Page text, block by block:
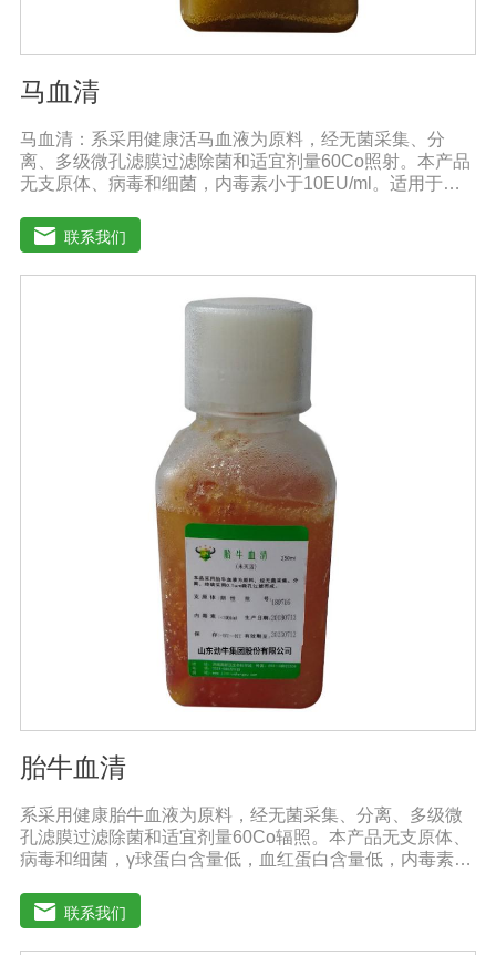
马血清
马血清：系采用健康活马血液为原料，经无菌采集、分
离、多级微孔滤膜过滤除菌和适宜剂量60Co照射。本产品
无支原体、病毒和细菌，内毒素小于10EU/ml。适用于多
典》2020版质量标准。规格：500ml/瓶保
存：-15℃―-20℃有效期：5年注意事项：解冻：采用逐
步解冻法（ -20℃→2-8℃→ 室温），可减少沉淀的产生使
血清质量不会受到影响。
联系我们
胎牛血清
系采用健康胎牛血液为原料，经无菌采集、分离、多级微
孔滤膜过滤除菌和适宜剂量60Co辐照。本产品无支原体、
病毒和细菌，γ球蛋白含量低，血红蛋白含量低，内毒素小
胞及多种细胞株的培养、扩增和保藏、组织器官的分离、
培养及单克隆抗体的制备和疫苗的研制及生产。质量标
准：符合《中华人民共和国药典》2020版、《中华人民共
联系我们